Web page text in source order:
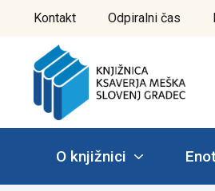
Kontakt Odpiralni čas
O knjižnici